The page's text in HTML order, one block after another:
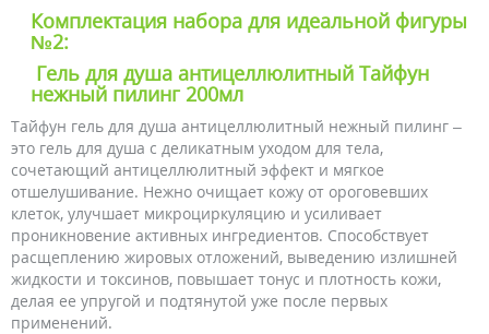
Комплектация набора для идеальной фигуры
№2:
Гель для душа антицеллюлитный Тайфун
нежный пилинг 200мл
Тайфун гель для душа антицеллюлитный нежный пилинг –
это гель для душа с деликатным уходом для тела,
сочетающий антицеллюлитный эффект и мягкое
отшелушивание. Нежно очищает кожу от ороговевших
клеток, улучшает микроциркуляцию и усиливает
проникновение активных ингредиентов. Способствует
расщеплению жировых отложений, выведению излишней
жидкости и токсинов, повышает тонус и плотность кожи,
делая ее упругой и подтянутой уже после первых
применений.